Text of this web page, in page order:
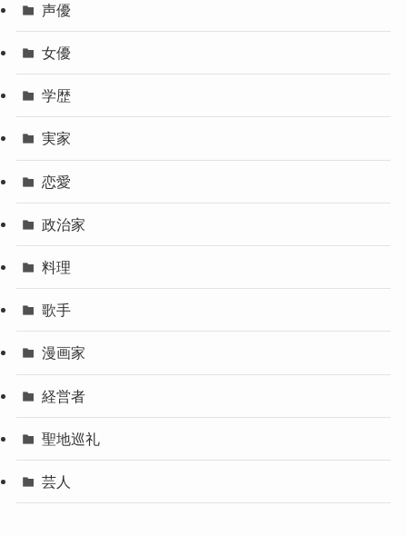
声優
女優
学歴
実家
恋愛
政治家
料理
歌手
漫画家
経営者
聖地巡礼
芸人